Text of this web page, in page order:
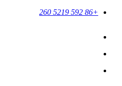
+86 592 5219 260